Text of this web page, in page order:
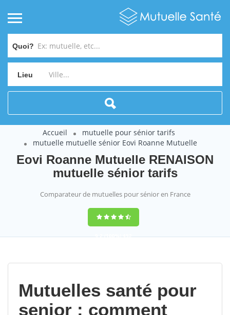
Quoi?
Lieu
Accueil
mutuelle pour sénior tarifs
mutuelle mutuelle sénior Eovi Roanne Mutuelle
Eovi Roanne Mutuelle RENAISON
mutuelle sénior tarifs
Comparateur de mutuelles pour sénior en France
9,2(100%)452
Mutuelles santé pour
senior : comment